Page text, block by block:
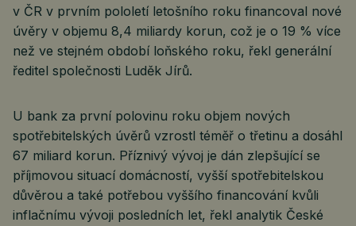
v ČR v prvním pololetí letošního roku financoval nové
úvěry v objemu 8,4 miliardy korun, což je o 19 % více
než ve stejném období loňského roku, řekl generální
ředitel společnosti Luděk Jírů.
U bank za první polovinu roku objem nových
spotřebitelských úvěrů vzrostl téměř o třetinu a dosáhl
67 miliard korun. Příznivý vývoj je dán zlepšující se
příjmovou situací domácností, vyšší spotřebitelskou
důvěrou a také potřebou vyššího financování kvůli
inflačnímu vývoji posledních let, řekl analytik České